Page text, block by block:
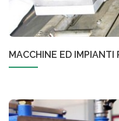
MACCHINE ED IMPIANTI